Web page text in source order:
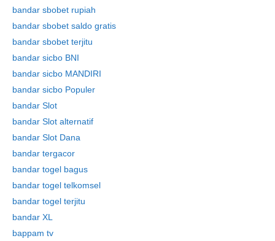
bandar sbobet rupiah
bandar sbobet saldo gratis
bandar sbobet terjitu
bandar sicbo BNI
bandar sicbo MANDIRI
bandar sicbo Populer
bandar Slot
bandar Slot alternatif
bandar Slot Dana
bandar tergacor
bandar togel bagus
bandar togel telkomsel
bandar togel terjitu
bandar XL
bappam tv